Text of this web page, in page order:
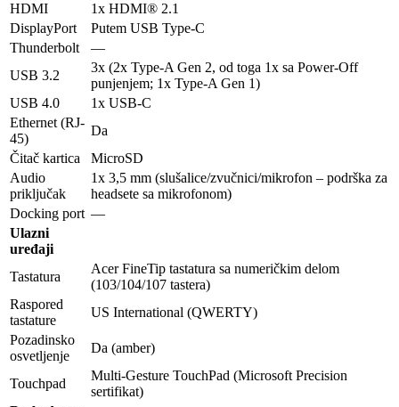
HDMI
1x HDMI® 2.1
DisplayPort
Putem USB Type-C
Thunderbolt
—
USB 3.2
3x (2x Type-A Gen 2, od toga 1x sa Power-Off
punjenjem; 1x Type-A Gen 1)
USB 4.0
1x USB-C
Ethernet (RJ-
45)
Da
Čitač kartica
MicroSD
Audio
priključak
1x 3,5 mm (slušalice/zvučnici/mikrofon – podrška za
headsete sa mikrofonom)
Docking port —
Ulazni
uređaji
Tastatura
Acer FineTip tastatura sa numeričkim delom
(103/104/107 tastera)
Raspored
tastature
US International (QWERTY)
Pozadinsko
osvetljenje
Da (amber)
Touchpad
Multi-Gesture TouchPad (Microsoft Precision
sertifikat)